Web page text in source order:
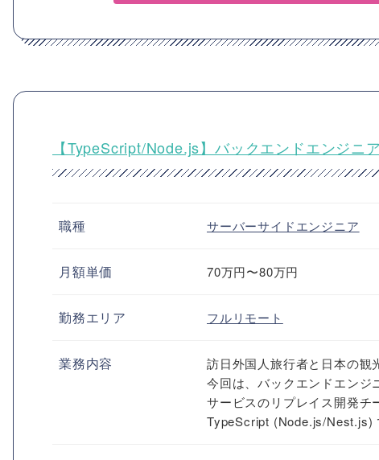
【TypeScript/Node.js】バックエンドエンジ
職種 サーバーサイドエンジニア
月額単価 70万円〜80万円
勤務エリア フルリモート
業務内容
訪日外国人旅行者と日本の観
今回は、バックエンドエンジ
サービスのリプレイス開発チ
TypeScript (Node.js/Nest.js)